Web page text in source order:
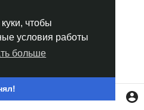
чтобы
условия работы
больше